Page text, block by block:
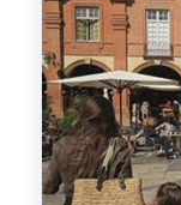
Montauban
jusqu'au 11
réservation
contactez-
BONS